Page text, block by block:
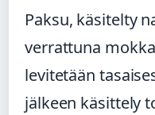
Paksu, käsitelty
verrattuna
levitetään
jälkeen käsittely